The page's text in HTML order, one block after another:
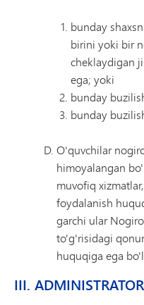
bunday
birini yoki bir
cheklaydigan
ega; yoki
bunday
bunday
O'quvchilar
himoyalangan
muvofiq
foydalanish
garchi ular
to'g'risidagi
huquqiga ega
III. ADMINISTRATOR